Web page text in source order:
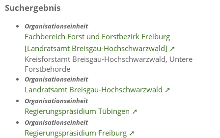
Suchergebnis
Organisationseinheit
Fachbereich Forst und Forstbezirk Freiburg
[Landratsamt Breisgau-Hochschwarzwald] ➚
Kreisforstamt Breisgau-Hochschwarzwald, Untere
Forstbehörde
Organisationseinheit
Landratsamt Breisgau-Hochschwarzwald ➚
Organisationseinheit
Regierungspräsidium Tübingen ➚
Organisationseinheit
Regierungspräsidium Freiburg ➚